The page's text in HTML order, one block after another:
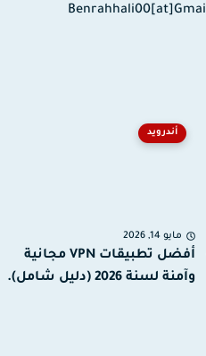
أندرويد
مايو 14, 2026
أفضل تطبيقات VPN مجانية
وآمنة لسنة 2026 (دليل شامل).